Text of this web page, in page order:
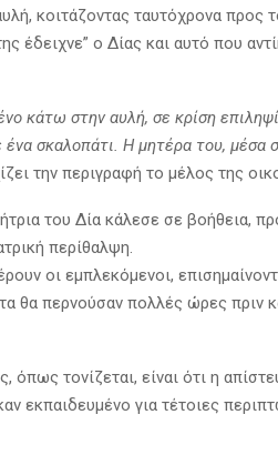
κοιτάζοντας ταυτόχρονα προς
έδειχνε” ο Δίας και αυτό που
κάτω στην αυλή, σε κρίση
σκαλοπάτι. Η μητέρα του, μέσα
την περιγραφή το μέλος της
του Δία κάλεσε σε βοήθεια,
περίθαλψη.
οι εμπλεκόμενοι,
θα περνούσαν πολλές ώρες πριν
όπως τονίζεται, είναι ότι η
εκπαιδευμένο για τέτοιες